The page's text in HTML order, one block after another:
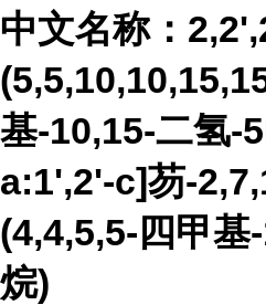
中文名称：
基-10,15-二氢-
a:1',2'-c]芴-
(4,4,5,5-四甲基
烷)